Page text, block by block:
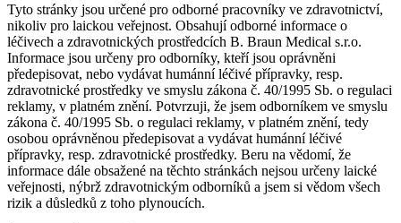
Řešení
Terapie
Dialyzační střediska​
B. Braun Avitum poskytuje kvalitní dialyzační péči ve všech
svých střediscích v České republice. Více informací se
dozvíte na stránkách jednotlivých středisek.
Nabídky pracovních míst
Objevte své kariérní příležitosti ​v B. Braun. Vyhledejte náš trh
práce​ pro zajímavé pozice.​
Odpovědnost
Média
Kontakt
Tyto stránky jsou určené pro odborné pracovníky ve zdravotnictví,
nikoliv pro laickou veřejnost. Obsahují odborné informace o
léčivech a zdravotnických prostředcích B. Braun Medical s.r.o.
Informace jsou určeny pro odborníky, kteří jsou oprávněni
předepisovat, nebo vydávat humánní léčivé přípravky, resp.
zdravotnické prostředky ve smyslu zákona č. 40/1995 Sb. o regulaci
reklamy, v platném znění. Potvrzuji, že jsem odborníkem ve smyslu
zákona č. 40/1995 Sb. o regulaci reklamy, v platném znění, tedy
osobou oprávněnou předepisovat a vydávat humánní léčivé
přípravky, resp. zdravotnické prostředky. Beru na vědomí, že
informace dále obsažené na těchto stránkách nejsou určeny laické
veřejnosti, nýbrž zdravotnickým odborníků a jsem si vědom všech
rizik a důsledků z toho plynoucích.